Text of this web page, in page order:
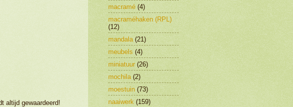
altijd gewaardeerd!
macramé (4)
macraméhaken (RPL)
(12)
mandala (21)
meubels (4)
miniatuur (26)
mochila (2)
moestuin (73)
naaiwerk (159)